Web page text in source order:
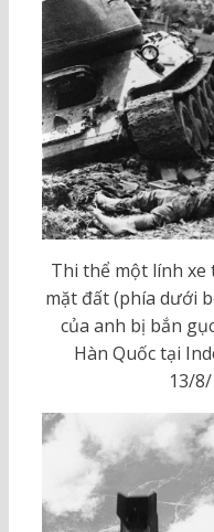
Thi thể một lính xe
mặt đất (phía dưới
của anh bị bắn
Hàn Quốc tại
13/8/